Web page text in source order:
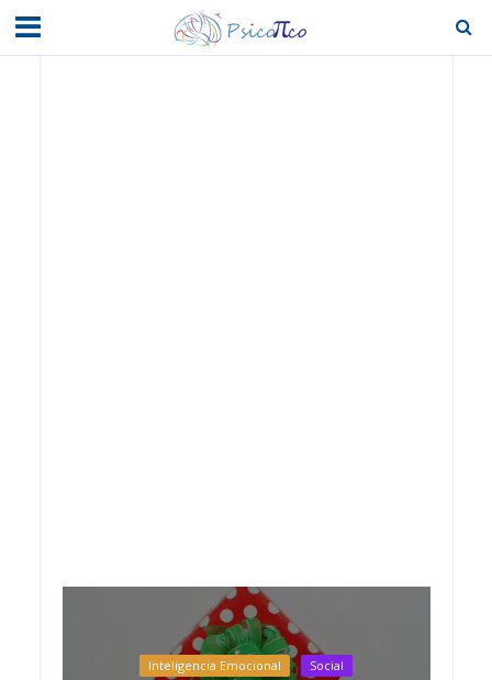
Inteligencia Emocional Social